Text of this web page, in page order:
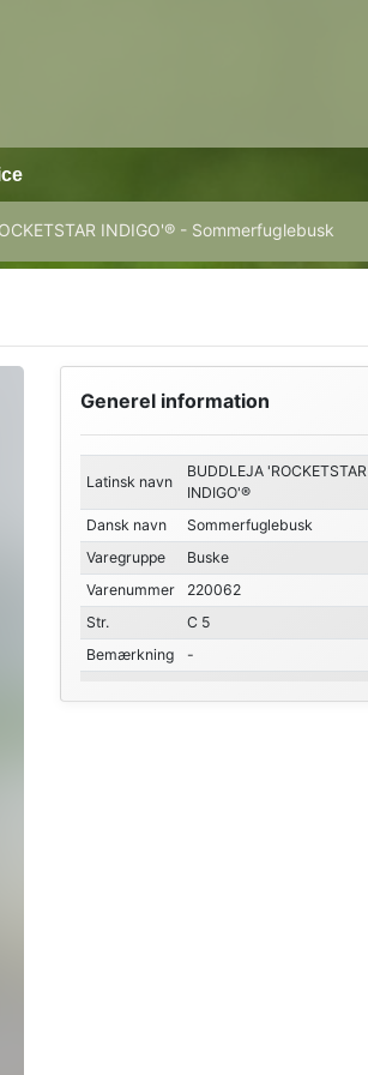
INDIGO'® - Sommerfuglebusk
Generel information
Latinsk navn
BUDDLEJA 'ROCKETSTAR
INDIGO'®
Dansk navn
Sommerfuglebusk
Varegruppe
Buske
Varenummer
220062
Str.
C 5
Bemærkning
-